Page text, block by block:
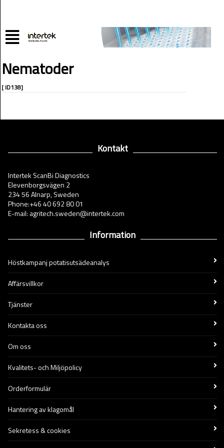
Nematoder
[ ID138]
Kontakt
Intertek ScanBi Diagnostics
Elevenborgsvägen 2
234 56 Alnarp, Sweden
Phone:+46 40 692 80 01
E-mail: agritech.sweden@intertek.com
Information
Höstkampanj potatisutsädeanalys
Affärsvillkor
Tjänster
Kontakta oss
Om oss
Kvalitets- och Miljöpolicy
Orderformulär
Hantering av klagomål
Sekretess & cookies